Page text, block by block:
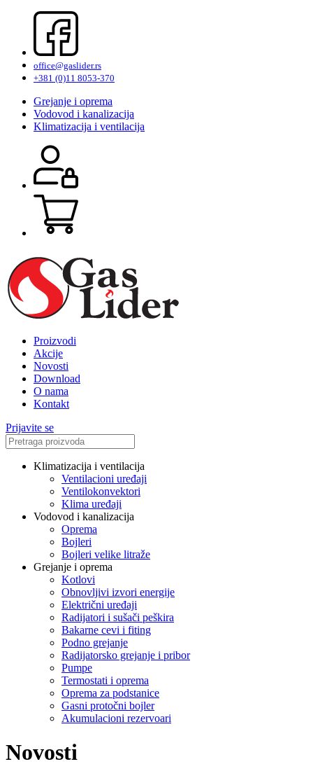
office@gaslider.rs
+381 (0)11 8053-370
Grejanje i oprema
Vodovod i kanalizacija
Klimatizacija i ventilacija
Proizvodi
Akcije
Novosti
Download
O nama
Kontakt
Prijavite se
Klimatizacija i ventilacija
Ventilacioni uređaji
Ventilokonvektori
Klima uređaji
Vodovod i kanalizacija
Oprema
Bojleri
Bojleri velike litraže
Grejanje i oprema
Kotlovi
Obnovljivi izvori energije
Električni uređaji
Radijatori i sušači peškira
Bakarne cevi i fiting
Podno grejanje
Radijatorsko grejanje i pribor
Pumpe
Termostati i oprema
Oprema za podstanice
Gasni protočni bojler
Akumulacioni rezervoari
Novosti